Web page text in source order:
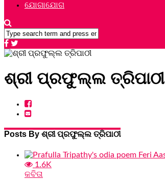
ଯୋଗାଯୋଗ
ଶ୍ରୀ ପ୍ରଫୁଲ୍ଲ ତ୍ରିପାଠୀ
Posts By ଶ୍ରୀ ପ୍ରଫୁଲ୍ଲ ତ୍ରିପାଠୀ
1.6K
କବିତା